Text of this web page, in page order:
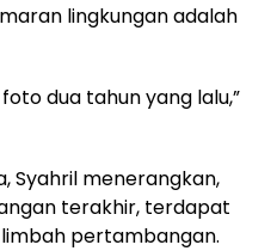
lingkungan adalah
dua tahun yang lalu,”
Syahril menerangkan,
terakhir, terdapat
pertambangan.